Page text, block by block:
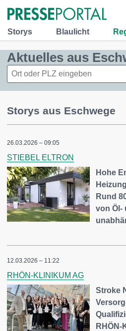
Storys Blaulicht
Aktuelles aus
Storys aus Eschwege
26.03.2026 – 09:05
STIEBEL ELTRON
Hohe
Rund
von Öl-
12.03.2026 – 11:22
RHÖN-KLINIKUM AG
Stroke
RHÖN-